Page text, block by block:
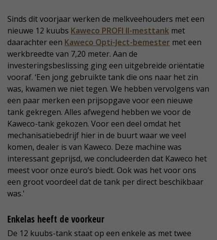
Sinds dit voorjaar werken de melkveehouders met een
nieuwe 12 kuubs Kaweco PROFI II-mesttank met
daarachter een Kaweco Opti-Ject-bemester met een
werkbreedte van 7,20 meter. Aan de
investeringsbeslissing ging een uitgebreide oriëntatie
vooraf. ‘Een jong gebruikte tank die ons naar het zin
was, kwamen we niet tegen. We hebben vervolgens van
een paar merken een prijsopgave voor een nieuwe
tank gekregen. Alles afwegend hebben we voor de
Kaweco-tank gekozen. Voor een deel omdat het
mechanisatiebedrijf hier in de buurt waar we veel
komen, dealer is van Kaweco. Deze machine was
interessant geprijsd, we concludeerden dat Kaweco het
meest voor onze euro’s biedt. Ook was het voor ons
een groot voordeel dat de tank per direct beschikbaar
was.'
Enkelas heeft de voorkeur
De 12 kuubs-tank staat op een enkele as met twee